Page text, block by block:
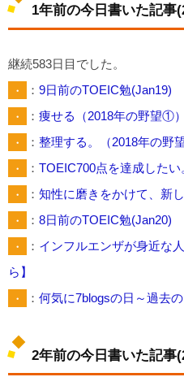
1年前の今日書いた記事
継続583日目でした。
・
： 9日前のTOEIC勉(Jan19)
・
： 痩せる（2018年の野望①）
・
： 整理する。（2018年の野
・
： TOEIC700点を達成した
・
： 知性に磨きをかけて、新
・
： 8日前のTOEIC勉(Jan20)
・
： インフルエンザが身近な
ら】
・
： 何気に7blogsの日～過去
2年前の今日書いた記事